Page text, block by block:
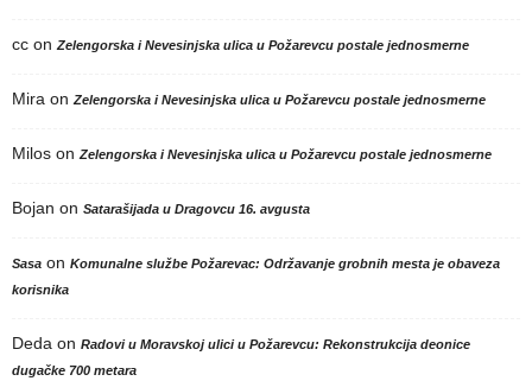
cc onZelengorska i Nevesinjska ulica u Požarevcu postale jednosmerne
Mira onZelengorska i Nevesinjska ulica u Požarevcu postale jednosmerne
Milos onZelengorska i Nevesinjska ulica u Požarevcu postale jednosmerne
Bojan on Satarašijada u Dragovcu 16. avgusta
Sasa on Komunalne službe Požarevac: Održavanje grobnih mesta je obaveza
korisnika
Deda on Radovi u Moravskoj ulici u Požarevcu: Rekonstrukcija deonice
dugačke 700 metara